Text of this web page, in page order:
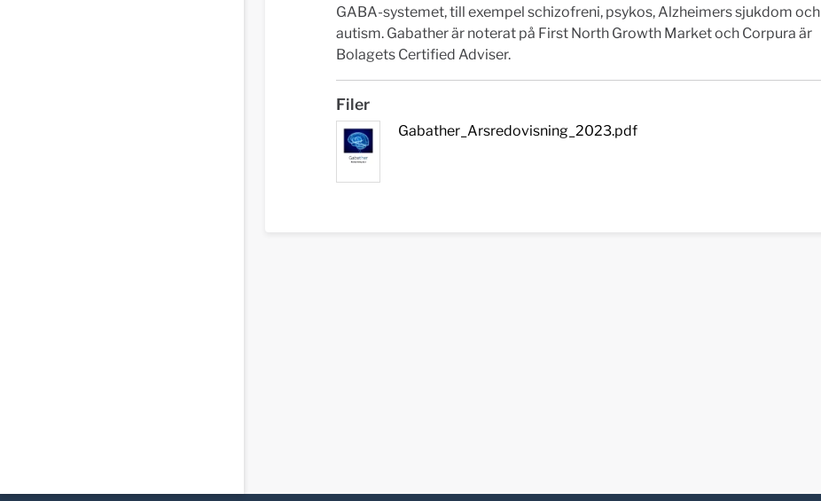
GABA-systemet, till exempel schizofreni, psykos, Alzheimers sjukdom och
autism. Gabather är noterat på First North Growth Market och Corpura är
Bolagets Certified Adviser.
Filer
Gabather_Arsredovisning_2023.pdf